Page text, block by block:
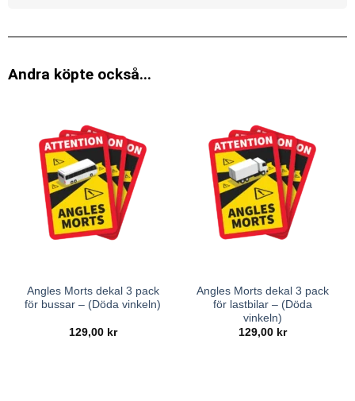
Andra köpte också...
Angles Morts dekal 3 pack
för bussar – (Döda vinkeln)
129,00 kr
Angles Morts dekal 3 pack
för lastbilar – (Döda
vinkeln)
129,00 kr